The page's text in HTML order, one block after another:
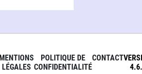
MENTIONS
LÉGALES
POLITIQUE DE
CONFIDENTIALITÉ
CONTACT